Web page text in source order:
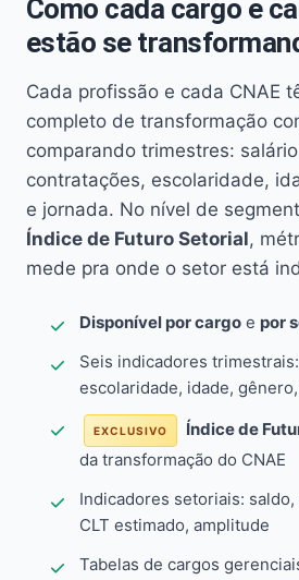
Como cada cargo e
estão se
Cada profissão e cada CNAE
completo de transformação
comparando trimestres:
contratações, escolaridade,
e jornada. No nível de
Índice de Futuro Setorial,
mede pra onde o setor está
Disponível por cargo e por
Seis indicadores
escolaridade, idade,
EXCLUSIVO Índice de
da transformação do CNAE
Indicadores setoriais:
CLT estimado, amplitude
Tabelas de cargos